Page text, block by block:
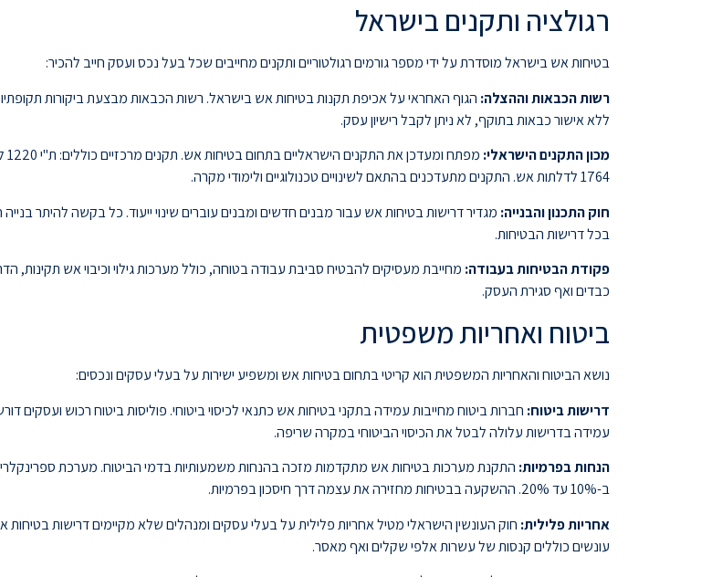
רגולציה ותקנים בישראל
בטיחות אש בישראל מוסדרת על ידי מספר גורמים רגולטוריים ותקנים מחייבים שכל בעל נכס ועסק חייב להכיר:
רשות הכבאות וההצלה: הגוף האחראי על אכיפת תקנות בטיחות אש בישראל. רשות הכבאות מבצעת ביקורות
ללא אישור כבאות בתוקף, לא ניתן לקבל רישיון עסק.
מכון התקנים הישראלי:
1764 לדלתות אש. התקנים מתעדכנים בהתאם לשינויים טכנולוגיים ולימודי מקרה.
חוק התכנון והבנייה:
בכל דרישות הבטיחות.
פקודת הבטיחות בעבודה: מחייבת מעסיקים להבטיח סביבת עבודה בטוחה, כולל מערכות גילוי וכיבוי אש תקינות,
כבדים ואף סגירת העסק.
ביטוח ואחריות משפטית
נושא הביטוח והאחריות המשפטית הוא קריטי בתחום בטיחות אש ומשפיע ישירות על בעלי עסקים ונכסים:
דרישות ביטוח: חברות ביטוח מחייבות עמידה בתקני בטיחות אש כתנאי לכיסוי ביטוחי. פוליסות ביטוח רכוש ועסקים
עמידה בדרישות עלולה לבטל את הכיסוי הביטוחי במקרה שריפה.
הנחות בפרמיות:
ב-10% עד 20%. ההשקעה בבטיחות מחזירה את עצמה דרך חיסכון בפרמיות.
אחריות פלילית: חוק העונשין הישראלי מטיל אחריות פלילית על בעלי עסקים ומנהלים שלא מקיימים דרישות
עונשים כוללים קנסות של עשרות אלפי שקלים ואף מאסר.